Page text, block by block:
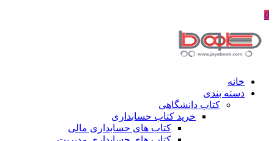
0
خانه
دسته بندی
کتاب دانشگاهی
خرید کتاب حسابداری
کتاب های حسابداری مالی